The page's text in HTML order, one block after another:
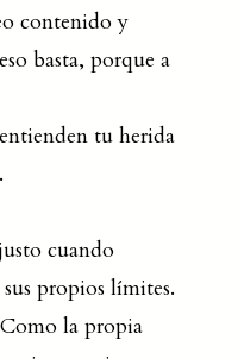
contenido y
basta, porque a
tu herida
cuando
propios límites.
la propia